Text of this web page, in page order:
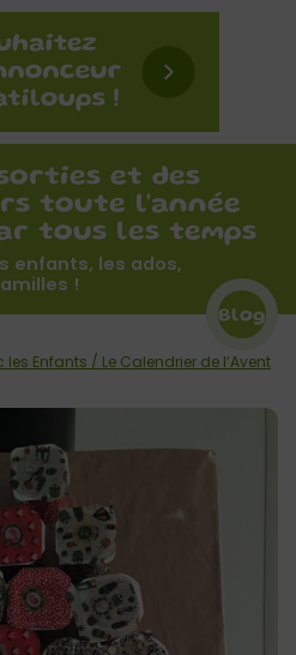
et des
toute l'année
tous les temps
enfants, les ados,
!
Blog
les Enfants / Le Calendrier de l’Avent